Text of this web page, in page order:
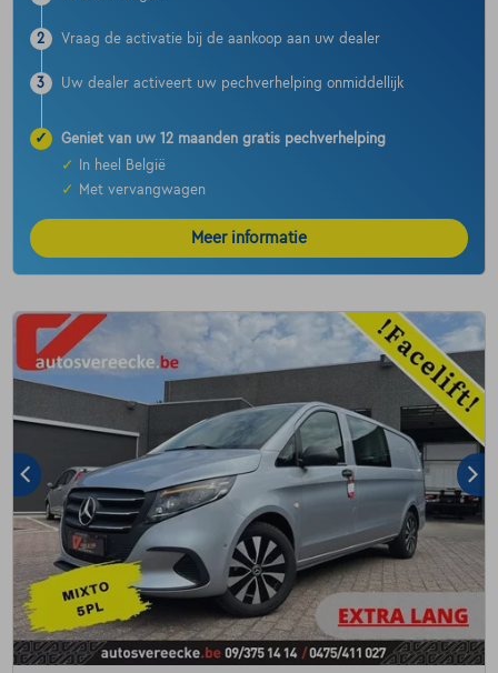
2 Vraag de activatie bij de aankoop aan uw dealer
3 Uw dealer activeert uw pechverhelping onmiddellijk
✓
Geniet van uw 12 maanden gratis pechverhelping
✓
In heel België
✓
Met vervangwagen
Meer informatie